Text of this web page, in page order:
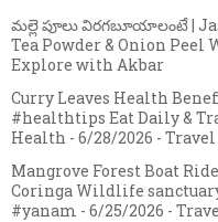
మల్లె పూలు విరగబూయాలంటే |
Tea Powder & Onion Peel
Explore with Akbar
Curry Leaves Health
#healthtips Eat Daily &
Health - 6/28/2026 -
Mangrove Forest Boat
Coringa Wildlife
#yanam - 6/25/2026 -